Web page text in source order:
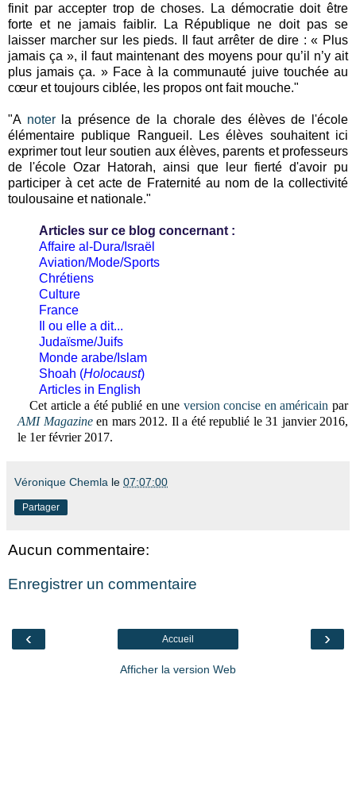
finit par accepter trop de choses. La démocratie doit être
forte et ne jamais faiblir. La République ne doit pas se
laisser marcher sur les pieds. Il faut arrêter de dire : « Plus
jamais ça », il faut maintenant des moyens pour qu’il n’y ait
plus jamais ça. » Face à la communauté juive touchée au
cœur et toujours ciblée, les propos ont fait mouche."
"A noterla présence de la chorale des élèves de l'école
élémentaire publique Rangueil. Les élèves souhaitent ici
exprimer tout leur soutien aux élèves, parents et professeurs
de l'école Ozar Hatorah, ainsi que leur fierté d'avoir pu
participer à cet acte de Fraternité au nom de la collectivité
toulousaine et nationale."
Articles sur ce blog concernant :
Affaire al-Dura/Israël
Aviation/Mode/Sports
Chrétiens
Culture
France
Il ou elle a dit...
Judaïsme/Juifs
Monde arabe/Islam
Shoah (Holocaust)
Articles in English
Cet articlea été publié en une version concise en américain par
AMI Magazineen mars 2012. Il a été republié le 31 janvier 2016,
le 1er février 2017.
Véronique Chemla le 07:07:00
Partager
Aucun commentaire:
Enregistrer un commentaire
‹ ›
Accueil
Afficher la version Web